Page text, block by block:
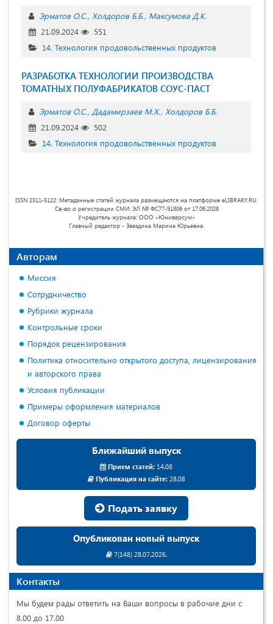
Эрматов О.С. Холдоров Б.Б. Максумова Д.К.
21.09.2024
551
14. Технология продовольственных продуктов
РАЗРАБОТКА ТЕХНОЛОГИИ ПРОИЗВОДСТВА
ТОМАТНЫХ ПОЛУФАБРИКАТОВ СОУС-ПАСТ
Эрматов О.С. Дадамирзаев М.Х. Холдоров Б.Б.
21.09.2024
502
14. Технология продовольственных продуктов
ISSN 2311-5122. Метаданные статей журнала размещаются на платформе eLIBRARY.RU.
Св-во о регистрации СМИ: ЭЛ № ФС77-91806 от 17.06.2026
Учредитель журнала: ООО «Юниверсум»
Главный редактор - Звездина Марина Юрьевна.
Авторам
Миссия
Сотрудничество
Рубрики журнала
Контрольные сроки
Порядок рецензирования
Политика относительно открытого доступа, лицензирования
и авторского права
Условия публикации
Примеры оформления материалов
Договор оферты
Ближайший выпуск
Прием статей: 14.08
Публикация на сайте:28.08
Подать заявку
Опубликован новый выпуск
7(148) 28.07.2026.
Контакты
Мы будем рады ответить на Ваши вопросы в рабочие дни с
8.00 до 17.00